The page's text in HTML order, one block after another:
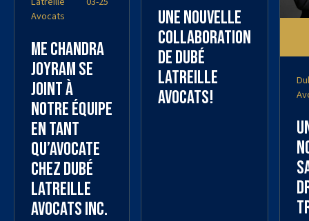
Avocats
Me Chandra
Joyram se
joint à
notre équipe
en tant
qu’avocate
chez Dubé
Latreille
Avocats Inc.
Une nouvelle
collaboration
de Dubé
Latreille
Avocats!